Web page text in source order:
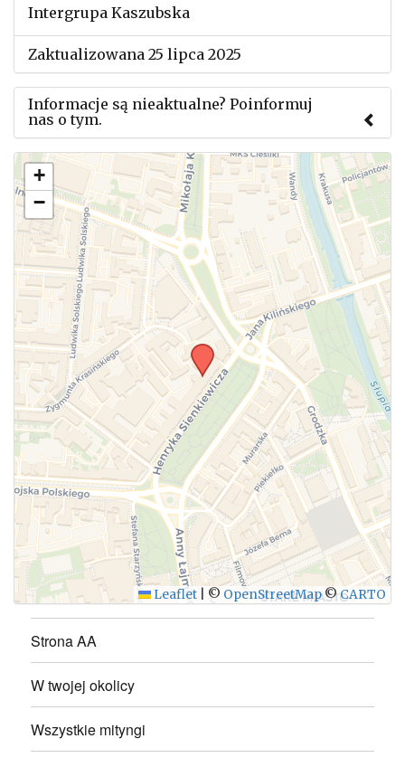
Intergrupa Kaszubska
Zaktualizowana 25 lipca 2025
Informacje są nieaktualne? Poinformuj
nas o tym.
Użyj tego formularza aby przesłać informację o
zmianach w powyższym mityngu.
WYŚLIJ
+
−
Leaflet © OpenStreetMap©CARTO
Strona AA
W twojej okolicy
Wszystkie mityngi